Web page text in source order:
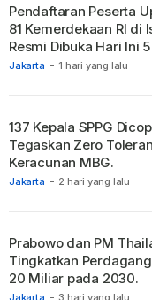
Jakarta - 1 hari yang lalu
Pendaftaran Peserta
81 Kemerdekaan RI di
Resmi Dibuka Hari Ini
Jakarta - 2 hari yang lalu
137 Kepala SPPG
Tegaskan Zero
Keracunan MBG.
Jakarta - 3 hari yang lalu
Prabowo dan PM
Tingkatkan
20 Miliar pada 2030.